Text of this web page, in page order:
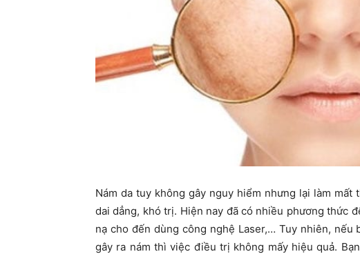
Nám da tuy không gây nguy hiểm nhưng lại làm
dai dẳng, khó trị. Hiện nay đã có nhiều phương thức
nạ cho đến dùng công nghệ Laser,… Tuy nhiên,
gây ra nám thì việc điều trị không mấy hiệu quả.